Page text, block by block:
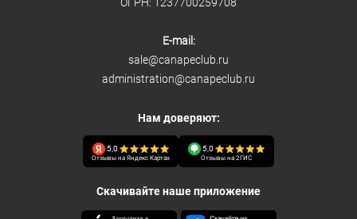
E-mail:
sale@canapeclub.ru
administration@canapeclub.ru
Нам доверяют:
5,0
Отзывы на Яндекс Картах
5,0
Отзывы на 2ГИС
Скачивайте наше приложение